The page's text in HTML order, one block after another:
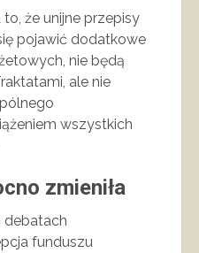
że unijne przepisy
pojawić dodatkowe
nie będą
ale nie
wszystkich
zmieniła
debatach
funduszu